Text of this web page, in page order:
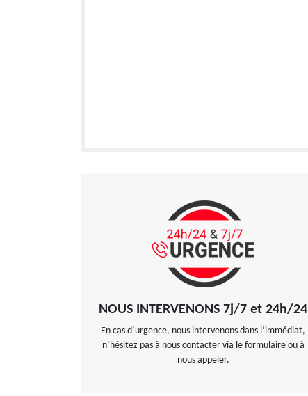
NOUS INTERVENONS 7j/7 et 24h/24
En cas d’urgence, nous intervenons dans l’immédiat,
n’hésitez pas à nous contacter via le formulaire ou à
nous appeler.